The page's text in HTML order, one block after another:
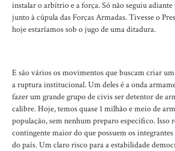
instalar o arbítrio e a força. Só não seguiu
junto à cúpula das Forças Armadas. Tivesse o
hoje estaríamos sob o jugo de uma ditadura.
E são vários os movimentos que buscam criar
a ruptura institucional. Um deles é a onda
fazer um grande grupo de civis ser detentor de
calibre. Hoje, temos quase 1 milhão e meio de
população, sem nenhum preparo específico. Isso
contingente maior do que possuem os integrantes
do país. Um claro risco para a estabilidade